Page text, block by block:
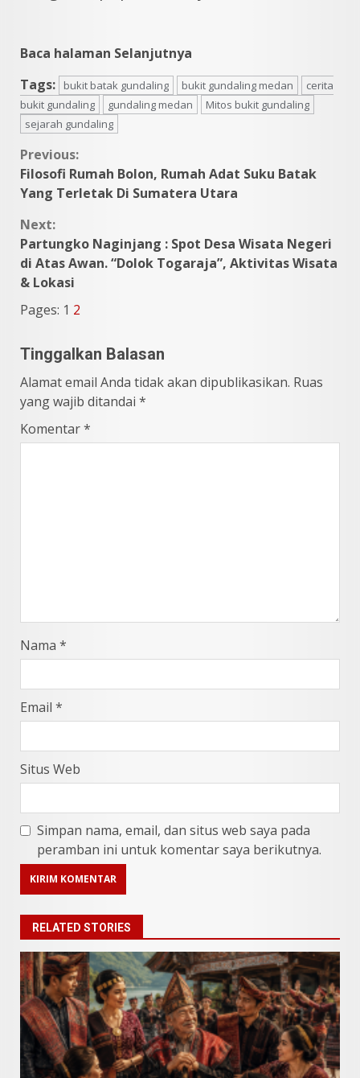
Baca halaman Selanjutnya
Tags:
bukit batak gundaling bukit gundaling medan
cerita
bukit gundaling
gundaling medan
Mitos bukit gundaling
sejarah gundaling
Continue
Reading
Previous:
Filosofi Rumah Bolon, Rumah Adat Suku Batak
Yang Terletak Di Sumatera Utara
Next:
Partungko Naginjang : Spot Desa Wisata Negeri
di Atas Awan. “Dolok Togaraja”, Aktivitas Wisata
& Lokasi
Pages: 1 2
Tinggalkan Balasan
Alamat email Anda tidak akan dipublikasikan. Ruas
yang wajib ditandai *
Komentar*
Nama *
Email *
Situs Web
Simpan nama, email, dan situs web saya pada
peramban ini untuk komentar saya berikutnya.
RELATED STORIES
9 Makanan Batak yang Wajib